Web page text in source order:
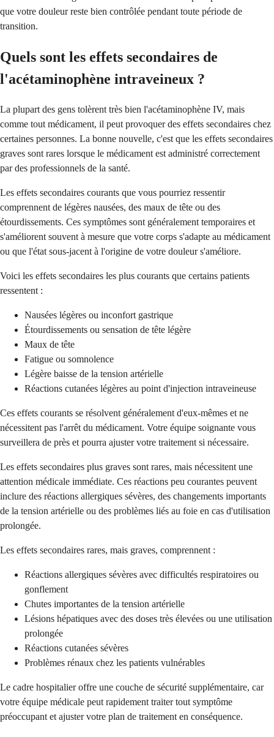
que votre douleur reste bien contrôlée pendant toute période de
transition.
Quels sont les effets secondaires de
l'acétaminophène intraveineux ?
La plupart des gens tolèrent très bien l'acétaminophène IV, mais
comme tout médicament, il peut provoquer des effets secondaires chez
certaines personnes. La bonne nouvelle, c'est que les effets secondaires
graves sont rares lorsque le médicament est administré correctement
par des professionnels de la santé.
Les effets secondaires courants que vous pourriez ressentir
comprennent de légères nausées, des maux de tête ou des
étourdissements. Ces symptômes sont généralement temporaires et
s'améliorent souvent à mesure que votre corps s'adapte au médicament
ou que l'état sous-jacent à l'origine de votre douleur s'améliore.
Voici les effets secondaires les plus courants que certains patients
ressentent :
Nausées légères ou inconfort gastrique
Étourdissements ou sensation de tête légère
Maux de tête
Fatigue ou somnolence
Légère baisse de la tension artérielle
Réactions cutanées légères au point d'injection intraveineuse
Ces effets courants se résolvent généralement d'eux-mêmes et ne
nécessitent pas l'arrêt du médicament. Votre équipe soignante vous
surveillera de près et pourra ajuster votre traitement si nécessaire.
Les effets secondaires plus graves sont rares, mais nécessitent une
attention médicale immédiate. Ces réactions peu courantes peuvent
inclure des réactions allergiques sévères, des changements importants
de la tension artérielle ou des problèmes liés au foie en cas d'utilisation
prolongée.
Les effets secondaires rares, mais graves, comprennent :
Réactions allergiques sévères avec difficultés respiratoires ou
gonflement
Chutes importantes de la tension artérielle
Lésions hépatiques avec des doses très élevées ou une utilisation
prolongée
Réactions cutanées sévères
Problèmes rénaux chez les patients vulnérables
Le cadre hospitalier offre une couche de sécurité supplémentaire, car
votre équipe médicale peut rapidement traiter tout symptôme
préoccupant et ajuster votre plan de traitement en conséquence.